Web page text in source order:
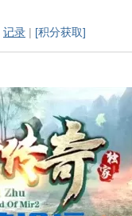
记录 | [积分获取]